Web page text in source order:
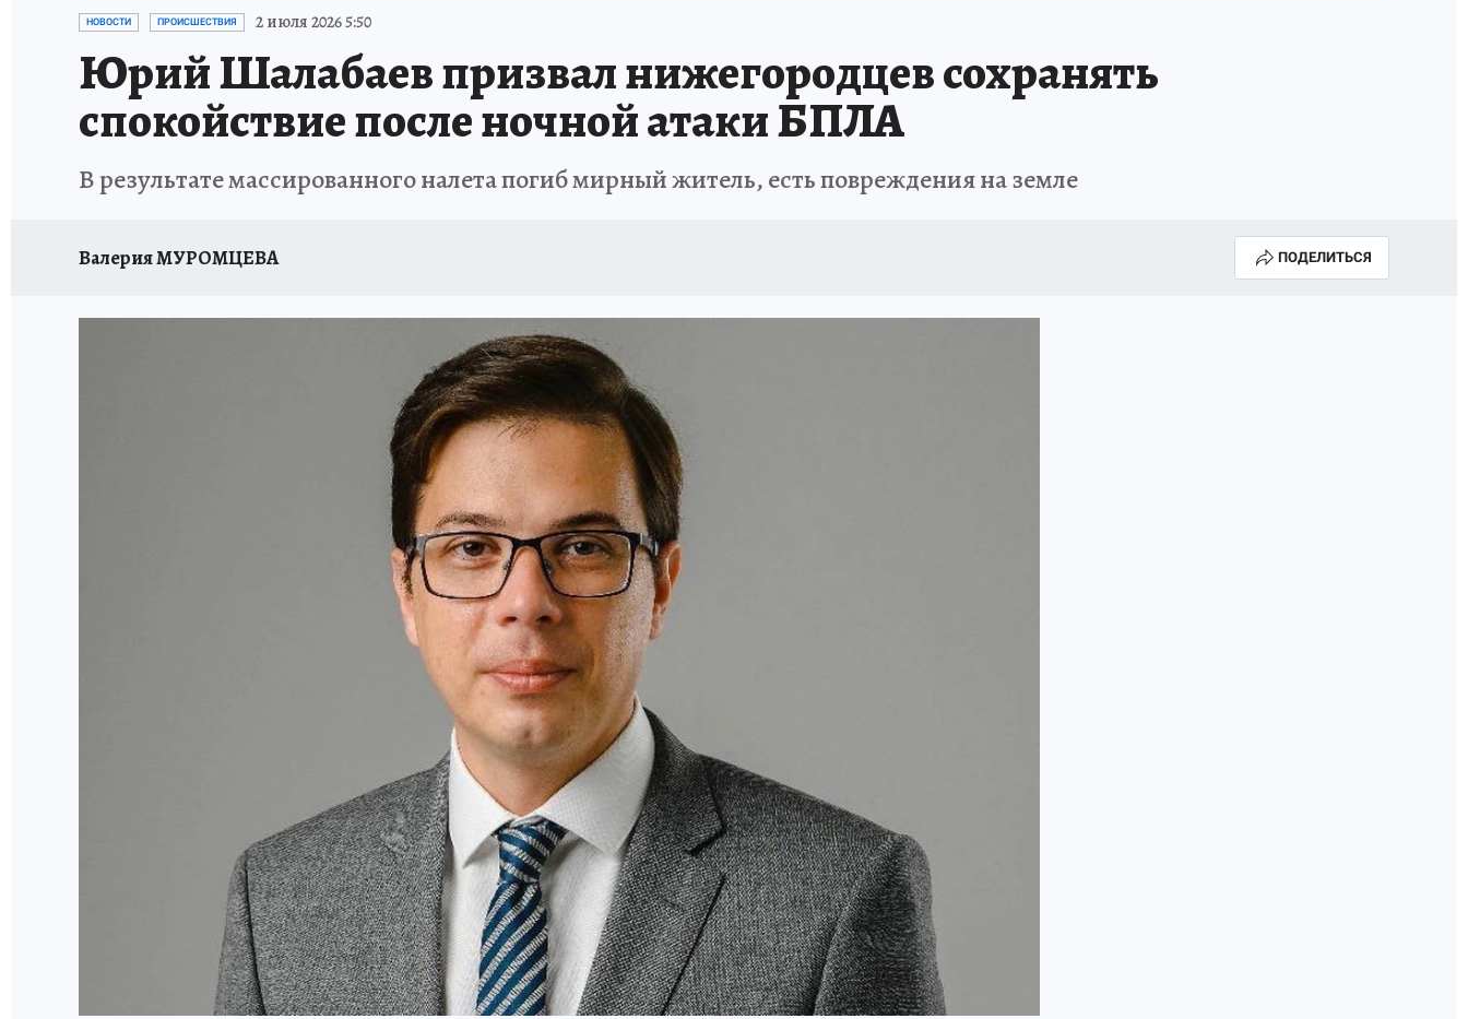
ИСПЫТАНО НА СЕБЕ
НОВОСТИ ПРОИСШЕСТВИЯ 2 июля 2026 5:50
Юрий Шалабаев призвал нижегородцев сохранять
спокойствие после ночной атаки БПЛА
В результате массированного налета погиб мирный житель, есть повреждения на земле
Валерия МУРОМЦЕВА ПОДЕЛИТЬСЯ